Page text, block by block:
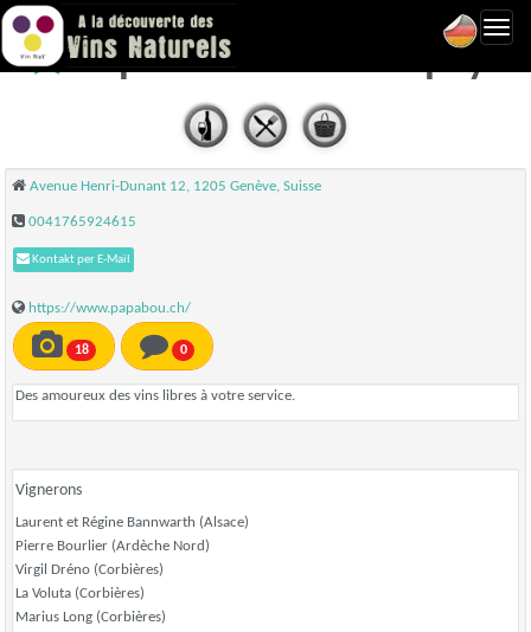
Papabou - Genève
Avenue Henri-Dunant 12, 1205 Genève, Suisse
0041765924615
Kontakt per E-Mail
https://www.papabou.ch/
18 0
Des amoureux des vins libres à votre service.
Vignerons
Laurent et Régine Bannwarth (Alsace)
Pierre Bourlier (Ardèche Nord)
Virgil Dréno (Corbières)
La Voluta (Corbières)
Marius Long (Corbières)